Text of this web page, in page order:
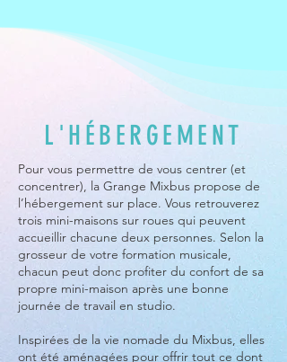
L'HÉBERGEMENT
Pour vous permettre de vous centrer (et
concentrer), la Grange Mixbus propose de
l’hébergement sur place. Vous retrouverez
trois mini-maisons sur roues qui peuvent
accueillir chacune deux personnes. Selon la
grosseur de votre formation musicale,
chacun peut donc profiter du confort de sa
propre mini-maison après une bonne
journée de travail en studio.
Inspirées de la vie nomade du Mixbus, elles
ont été aménagées pour offrir tout ce dont